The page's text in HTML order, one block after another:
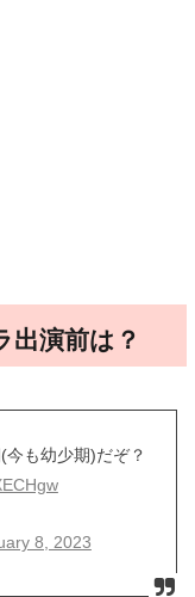
出演前は？
も幼少期)だぞ？
8, 2023